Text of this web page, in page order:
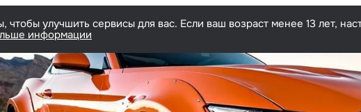
улучшить сервисы для вас. Если ваш возраст менее 13 лет,
информации